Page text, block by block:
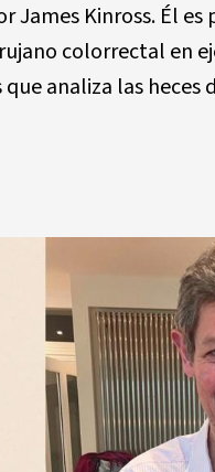
James Kinross. Él
colorrectal en
analiza las heces